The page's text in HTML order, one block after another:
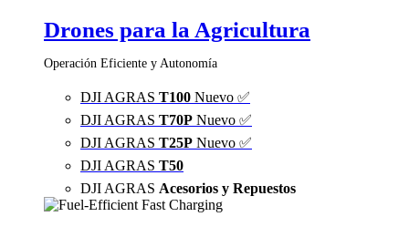
Drones para la Agricultura
Operación Eficiente y Autonomía
DJI AGRAS T100 Nuevo ✅
DJI AGRAS T70P Nuevo ✅
DJI AGRAS T25P Nuevo ✅
DJI AGRAS T50
DJI AGRAS Acesorios y Repuestos